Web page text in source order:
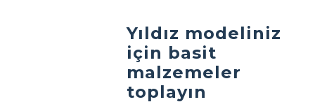
Yıldız modeliniz
için basit
malzemeler
toplayın